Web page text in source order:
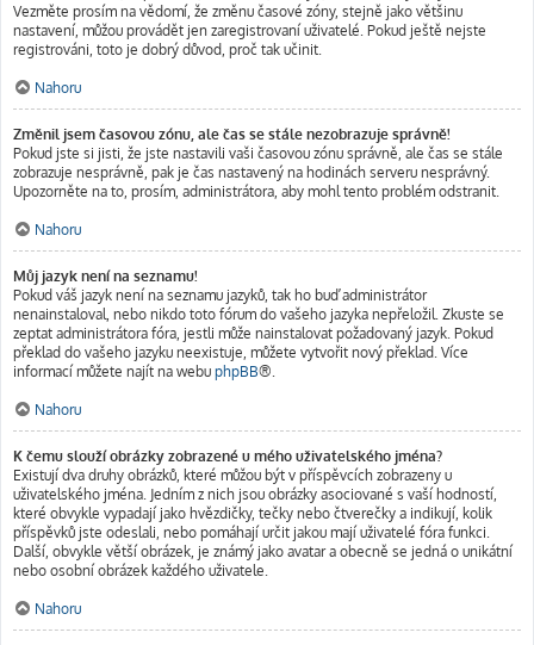
Vezměte prosím na vědomí, že změnu časové zóny, stejně jako většinu
nastavení, můžou provádět jen zaregistrovaní uživatelé. Pokud ještě nejste
registrováni, toto je dobrý důvod, proč tak učinit.
Nahoru
Změnil jsem časovou zónu, ale čas se stále nezobrazuje správně!
Pokud jste si jisti, že jste nastavili vaši časovou zónu správně, ale čas se stále
zobrazuje nesprávně, pak je čas nastavený na hodinách serveru nesprávný.
Upozorněte na to, prosím, administrátora, aby mohl tento problém odstranit.
Nahoru
Můj jazyk není na seznamu!
Pokud váš jazyk není na seznamu jazyků, tak ho buď administrátor
nenainstaloval, nebo nikdo toto fórum do vašeho jazyka nepřeložil. Zkuste se
zeptat administrátora fóra, jestli může nainstalovat požadovaný jazyk. Pokud
překlad do vašeho jazyku neexistuje, můžete vytvořit nový překlad. Více
informací můžete najít na webu phpBB®.
Nahoru
K čemu slouží obrázky zobrazené u mého uživatelského jména?
Existují dva druhy obrázků, které můžou být v příspěvcích zobrazeny u
uživatelského jména. Jedním z nich jsou obrázky asociované s vaší hodností,
které obvykle vypadají jako hvězdičky, tečky nebo čtverečky a indikují, kolik
příspěvků jste odeslali, nebo pomáhají určit jakou mají uživatelé fóra funkci.
Další, obvykle větší obrázek, je známý jako avatar a obecně se jedná o unikátní
nebo osobní obrázek každého uživatele.
Nahoru